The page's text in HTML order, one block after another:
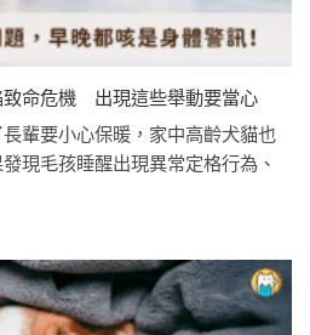
致命危機 出現這些舉動要當心
輩要小心保暖，家中高齡犬貓也
現毛孩睡醒出現異常定格行為、